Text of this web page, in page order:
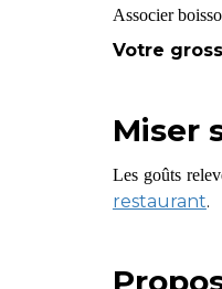
Associer
Votre
Miser
Les goûts
restaurant.